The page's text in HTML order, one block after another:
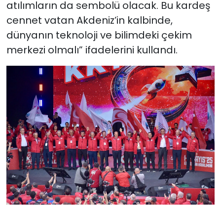
atılımların da sembolü olacak. Bu kardeş
cennet vatan Akdeniz’in kalbinde,
dünyanın teknoloji ve bilimdeki çekim
merkezi olmalı” ifadelerini kullandı.